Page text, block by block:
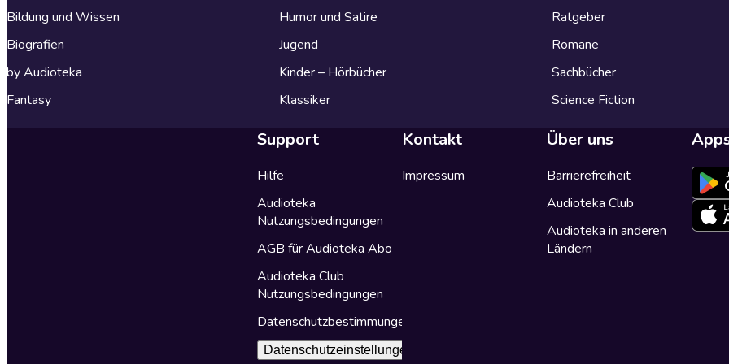
Bildung und Wissen
Biografien
by Audioteka
Fantasy
Humor und Satire
Jugend
Kinder – Hörbücher
Klassiker
Ratgeber
Romane
Sachbücher
Science Fiction
Support
Hilfe
Audioteka
Nutzungsbedingungen
AGB für Audioteka Abo
Audioteka Club
Nutzungsbedingungen
Datenschutzbestimmungen
Datenschutzeinstellungen
Kontakt
Impressum
Über uns
Barrierefreiheit
Audioteka Club
Audioteka in anderen
Ländern